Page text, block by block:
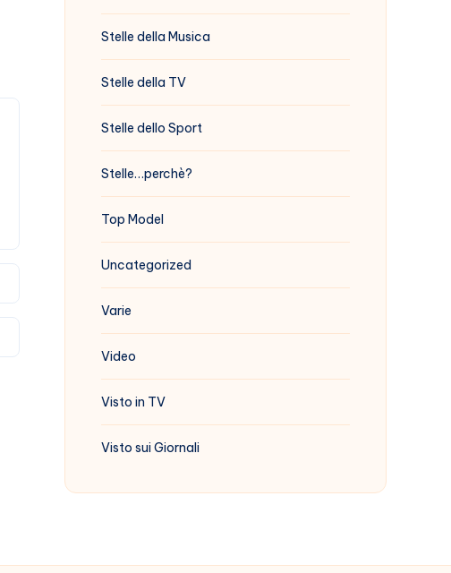
Stelle della Musica
Stelle della TV
Stelle dello Sport
Stelle…perchè?
Top Model
Uncategorized
Varie
Video
Visto in TV
Visto sui Giornali